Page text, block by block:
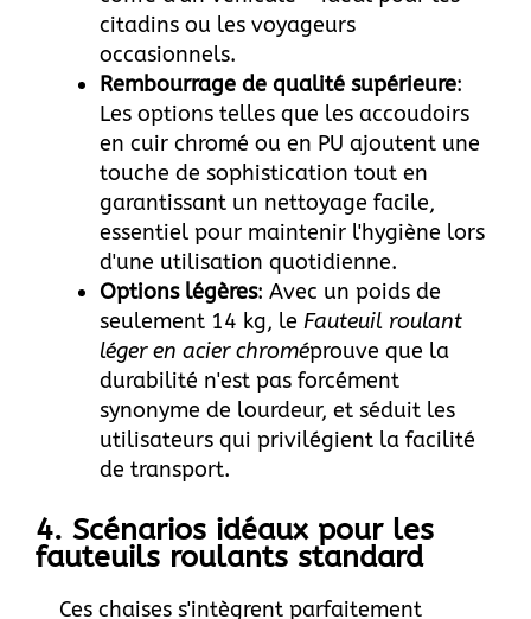
citadins ou les voyageurs
occasionnels.
Rembourrage de qualité supérieure:
Les options telles que les accoudoirs
en cuir chromé ou en PU ajoutent une
touche de sophistication tout en
garantissant un nettoyage facile,
essentiel pour maintenir l'hygiène lors
d'une utilisation quotidienne.
Options légères: Avec un poids de
seulement 14 kg, le Fauteuil roulant
léger en acier chroméprouve que la
durabilité n'est pas forcément
synonyme de lourdeur, et séduit les
utilisateurs qui privilégient la facilité
de transport.
4. Scénarios idéaux pour les
fauteuils roulants standard
Ces chaises s'intègrent parfaitement